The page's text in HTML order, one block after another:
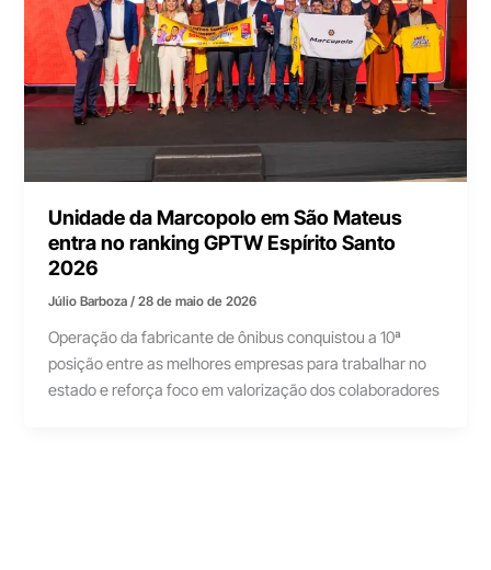
Unidade da Marcopolo em São Mateus
entra no ranking GPTW Espírito Santo
2026
Júlio Barboza/28 de maio de 2026
Operação da fabricante de ônibus conquistou a 10ª
posição entre as melhores empresas para trabalhar no
estado e reforça foco em valorização dos colaboradores